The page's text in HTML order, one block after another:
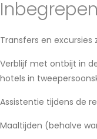
Transfers en
Verblijf met ontbijt in
hotels in
Assistentie tijdens de
Maaltijden (behalve